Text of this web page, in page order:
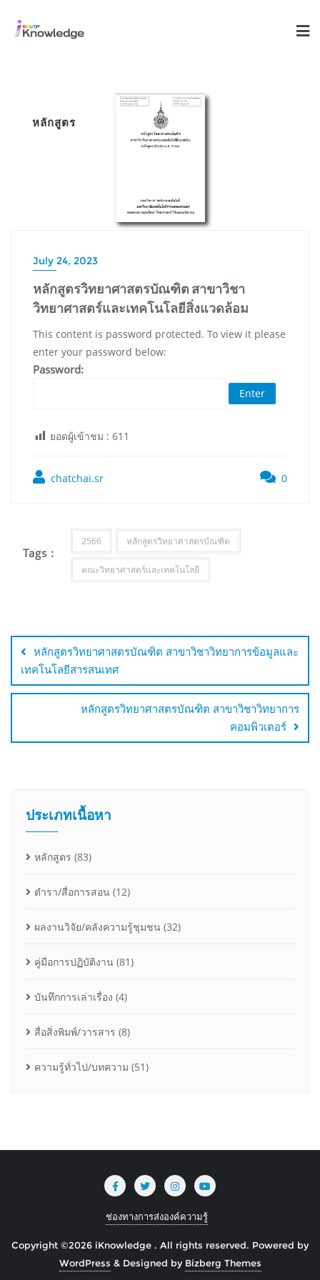
หลักสูตร
July 24, 2023
หลักสูตรวิทยาศาสตรบัณฑิต สาขาวิชา
วิทยาศาสตร์และเทคโนโลยีสิ่งแวดล้อม
This content is password protected. To view it please
enter your password below:
Password:
ยอดผู้เข้าชม : 611
chatchai.sr 0
Tags :
2566 หลักสูตรวิทยาศาสตรบัณฑิต
คณะวิทยาศาสตร์และเทคโนโลยี
หลักสูตรวิทยาศาสตรบัณฑิต สาขาวิชาวิทยาการข้อมูลและ
เทคโนโลยีสารสนเทศ
หลักสูตรวิทยาศาสตรบัณฑิต สาขาวิชาวิทยาการ
คอมพิวเตอร์
ประเภทเนื้อหา
หลักสูตร (83)
ตำรา/สื่อการสอน (12)
ผลงานวิจัย/คลังความรู้ชุมชน (32)
คู่มือการปฏิบัติงาน (81)
บันทึกการเล่าเรื่อง (4)
สื่อสิ่งพิมพ์/วารสาร (8)
ความรู้ทั่วไป/บทความ (51)
ช่องทางการส่งองค์ความรู้
Copyright ©2026 iKnowledge . All rights reserved. Powered by
WordPress & Designed by Bizberg Themes